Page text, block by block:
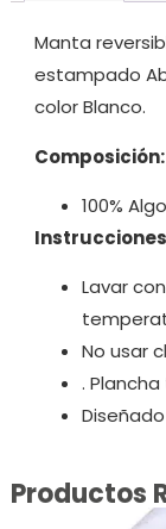
Manta
estampado
color Blanco.
Composición:
100%
Lavar
No usar
. Plancha
Productos